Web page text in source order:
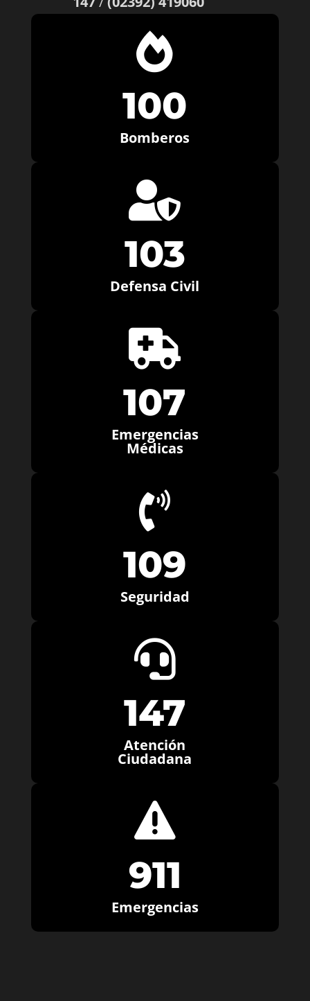

100
Bomberos

103
Defensa Civil

107
Emergencias
Médicas

109
Seguridad

147
Atención
Ciudadana

911
Emergencias